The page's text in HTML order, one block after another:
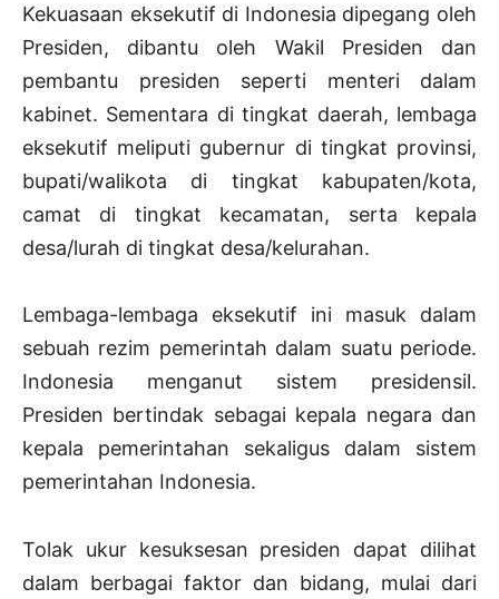
Kekuasaan eksekutif di Indonesia dipegang oleh
Presiden, dibantu oleh Wakil Presiden dan
pembantu presiden seperti menteri dalam
kabinet. Sementara di tingkat daerah, lembaga
eksekutif meliputi gubernur di tingkat provinsi,
bupati/walikota di tingkat kabupaten/kota,
camat di tingkat kecamatan, serta kepala
desa/lurah di tingkat desa/kelurahan.
Lembaga-lembaga eksekutif ini masuk dalam
sebuah rezim pemerintah dalam suatu periode.
Indonesia menganut sistem presidensil.
Presiden bertindak sebagai kepala negara dan
kepala pemerintahan sekaligus dalam sistem
pemerintahan Indonesia.
Tolak ukur kesuksesan presiden dapat dilihat
dalam berbagai faktor dan bidang, mulai dari